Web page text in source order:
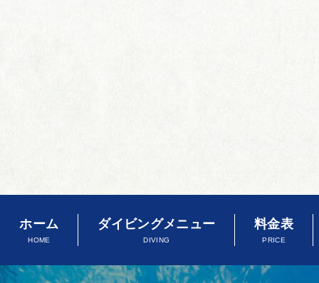
ホーム
HOME
ダイビングメニュー
DIVING
料金表
PRICE